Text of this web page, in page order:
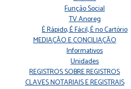
Função Social
TV Anoreg
É Rápido, É Fácil, É no Cartório
MEDIAÇÃO E CONCILIAÇÃO
Informativos
Unidades
REGISTROS SOBRE REGISTROS
CLAVES NOTARIAIS E REGISTRAIS